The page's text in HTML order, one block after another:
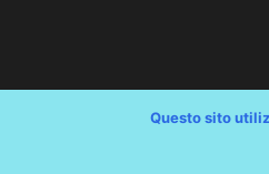
Copyright © Comune di
Questo sito